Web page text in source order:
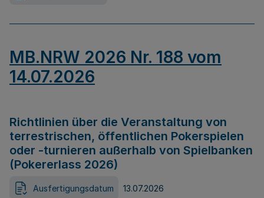
MB.NRW 2026 Nr. 188 vom
14.07.2026
Richtlinien über die Veranstaltung von
terrestrischen, öffentlichen Pokerspielen
oder -turnieren außerhalb von Spielbanken
(Pokererlass 2026)
Ausfertigungsdatum 13.07.2026